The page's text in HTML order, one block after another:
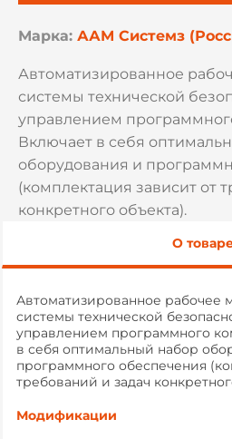
Марка: ААМ Системз
Автоматизированное
системы технической
управлением
Включает в себя
оборудования и
(комплектация зависит от
конкретного объекта).
О
Автоматизированное рабочее
системы технической
управлением программного
в себя оптимальный набор
программного обеспечения
требований и задач
Модификации